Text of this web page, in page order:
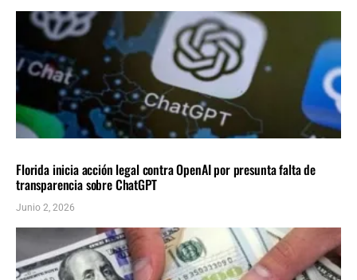
Florida inicia acción legal contra OpenAI por presunta falta de
transparencia sobre ChatGPT
Junio 2, 2026